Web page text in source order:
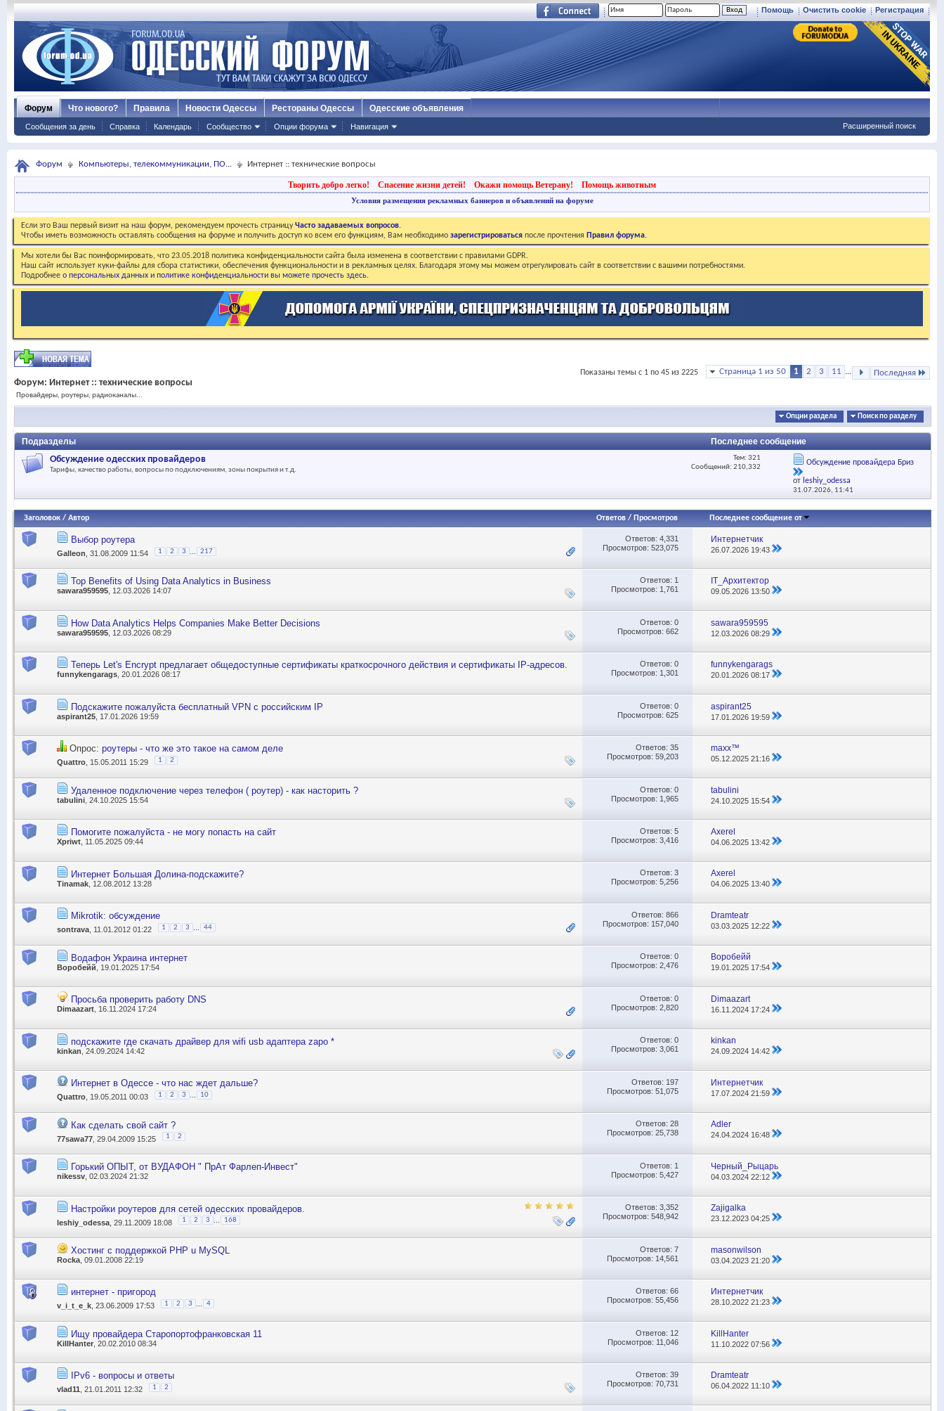
Регистрация
Очистить cookie
Помощь
Форум
Сообщения за день Справка Календарь Сообщество Опции форума Навигация
Что нового? Правила Новости Одессы Рестораны Одессы Одесские объявления
Расширенный поиск
Форум Компьютеры, телекоммуникации, ПО... Интернет :: технические вопросы
Творить добро легко! Спасение жизни детей! Окажи помощь Ветерану! Помощь животным
Условия размещения рекламных баннеров и объявлений на форуме
Если это Ваш первый визит на наш форум, рекомендуем прочесть страницуЧасто задаваемых вопросов.
Чтобы иметь возможность оставлять сообщения на форуме и получить доступ ко всем его функциям, Вам необходимо зарегистрироваться после прочтения Правил форума.
Мы хотели бы Вас поинформировать, что 23.05.2018 политика конфиденциальности сайта была изменена в соответствии с правилами GDPR.
Наш сайт использует куки-файлы для сбора статистики, обеспечения функциональности и в рекламных целях. Благодаря этому мы можем отрегулировать сайт в соответствии с вашими потребностями.
Подробнее о персональных данных и политике конфиденциальности вы можете прочесть здесь.
Страница 1 из 50 1 2 3 11 ... Последняя
Показаны темы с 1 по 45 из 2225
Форум: Интернет :: технические вопросы
Провайдеры, роутеры, радиоканалы...
Опции раздела Поиск по разделу
Подразделы Последнее сообщение
Обсуждение одесских провайдеров
Тарифы, качество работы, вопросы по подключениям, зоны покрытия и т.д.
Тем: 321
Сообщений: 210,332
Обсуждение провайдера Бриз
от leshiy_odessa
31.07.2026, 11:41
Заголовок / Автор Ответов/ Просмотров Последнее сообщение от
Выбор роутера
Galleon , 31.08.2009 11:54 1 2 3 217
Ответов: 4,331
Просмотров: 523,075
Интернетчик
26.07.2026 19:43
Top Benefits of Using Data Analytics in Business
sawara959595, 12.03.2026 14:07
Ответов: 1
Просмотров: 1,761
IT_Архитектор
09.05.2026 13:50
How Data Analytics Helps Companies Make Better Decisions
sawara959595 , 12.03.2026 08:29
Ответов: 0
Просмотров: 662
sawara959595
12.03.202608:29
Теперь Let's Encrypt предлагает общедоступные сертификаты краткосрочного действия и сертификаты IP-адресов.
funnykengarags, 20.01.2026 08:17
Ответов: 0
Просмотров: 1,301
funnykengarags
20.01.202608:17
Подскажите пожалуйста бесплатный VPN с российским IP
aspirant25 , 17.01.2026 19:59
Ответов: 0
Просмотров: 625
aspirant25
17.01.2026 19:59
Опрос: роутеры - что же это такое на самом деле
Quattro , 15.05.2011 15:29 1 2
Ответов: 35
Просмотров: 59,203
maxx™
05.12.202521:16
Удаленное подключение через телефон ( роутер) - как насторить ?
tabulini , 24.10.2025 15:54
Ответов: 0
Просмотров: 1,965
tabulini
24.10.2025 15:54
Помогите пожалуйста - не могу попасть на сайт
Xpriwt , 11.05.2025 09:44
Ответов: 5
Просмотров: 3,416
Axerel
04.06.2025 13:42
Интернет Большая Долина-подскажите?
Tinamak , 12.08.2012 13:28
Ответов: 3
Просмотров: 5,256
Axerel
04.06.202513:40
Mikrotik: обсуждение
sontrava , 11.01.2012 01:22 1 2 3 44
Ответов: 866
Просмотров: 157,040
Dramteatr
03.03.2025 12:22
Водафон Украина интернет
Воробейй , 19.01.2025 17:54
Ответов: 0
Просмотров: 2,476
Воробейй
19.01.202517:54
Просьба проверить работу DNS
Dimaazart , 16.11.2024 17:24
Ответов: 0
Просмотров: 2,820
Dimaazart
16.11.2024 17:24
подскажите где скачать драйвер для wifi usb адаптера zapo *
kinkan , 24.09.2024 14:42
Ответов: 0
Просмотров: 3,061
kinkan
24.09.2024 14:42
Интернет в Одессе - что нас ждет дальше?
Quattro , 19.05.2011 00:03 1 2 3 10
Ответов: 197
Просмотров: 51,075
Интернетчик
17.07.202421:59
Как сделать свой сайт ?
77sawa77 , 29.04.2009 15:25 1 2
Ответов: 28
Просмотров: 25,738
Adler
24.04.2024 16:48
Горький ОПЫТ, от ВУДАФОН " ПрАт Фарлеп-Инвест"
nikessv , 02.03.2024 21:32
Ответов: 1
Просмотров: 5,427
Черный_Рыцарь
04.03.202422:12
Настройки роутеров для сетей одесских провайдеров.
leshiy_odessa , 29.11.2009 18:08 1 2 3 168
Ответов: 3,352
Просмотров: 548,942
Zajigalka
23.12.202304:25
Хостинг с поддержкой PHP u MySQL
Rocka , 09.01.2008 22:19
Ответов: 7
Просмотров: 14,561
masonwilson
03.04.202321:20
интернет - пригород
v_i_t_e_k , 23.06.2009 17:53 1 2 3 4
Ответов: 66
Просмотров: 55,456
Интернетчик
28.10.202221:23
Ищу провайдера Старопортофранковская 11
KillHanter , 20.02.2010 08:34
Ответов: 12
Просмотров: 11,046
KillHanter
11.10.202207:56
IPv6 - вопросы и ответы
vlad11 , 21.01.2011 12:32 1 2
Ответов: 39
Просмотров: 70,731
Dramteatr
06.04.2022 11:10